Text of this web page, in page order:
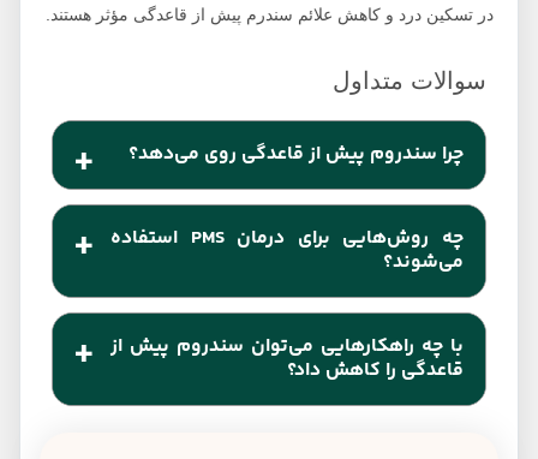
در تسکین درد و کاهش علائم سندرم پیش از قاعدگی مؤثر هستند.
چرا سندروم پیش از قاعدگی روی می‌‌دهد؟
علل رخ دادن علائم PMS به سبک زندگی، سابقه
اختلال‌های رفتاری و روانی، تغییرات شیمیایی در مغز و
تغییرات هورمونی باز می‌گردد.
چه روش‌هایی برای درمان PMS استفاده
می‌شوند؟
درمان PMS با مصرف مفنامیک اسید و مکمل‌هایی مانند
ویتامین B6، قرص آهن، کلسیم و منیزیوم و قرص‌های
ضدبارداری صورت می‌گیرد.
با چه راهکارهایی می‌توان سندروم پیش از
قاعدگی را کاهش داد؟